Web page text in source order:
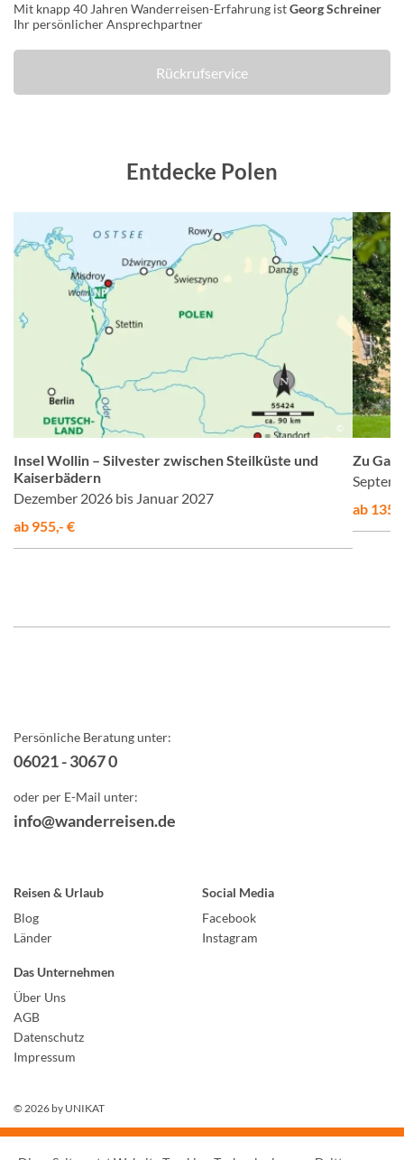
Mit knapp 40 Jahren Wanderreisen-Erfahrung istGeorg Schreiner
Ihr persönlicher Ansprechpartner
Rückrufservice
Entdecke Polen
©
Insel Wollin – Silvester zwischen Steilküste und
Kaiserbädern
Dezember 2026 bis Januar 2027
ab 955,- €
Zu
ab
Persönliche Beratung unter:
06021 - 3067 0
oder per E-Mail unter:
info@wanderreisen.de
Reisen & Urlaub
Blog
Länder
Social Media
Facebook
Instagram
Das Unternehmen
Über Uns
AGB
Datenschutz
Impressum
© 2026 by UNIKAT